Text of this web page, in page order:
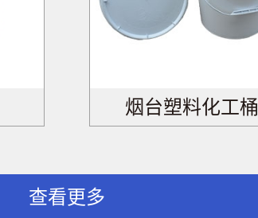
烟台塑料化工桶
查看更多